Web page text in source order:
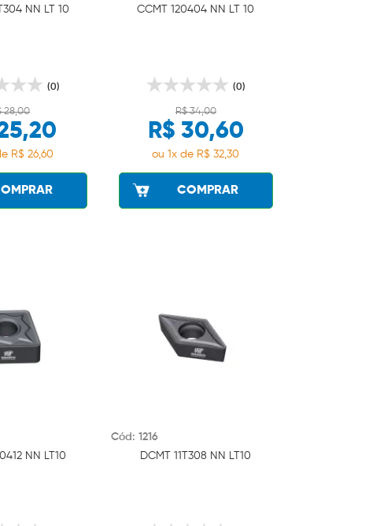
NN LT 10
(0)
28,00
R$ 26,60
CCMT 120404 NN LT 10
(0)
R$ 34,00
R$ 30,60
ou 1x de R$ 32,30
COMPRAR
NN LT10
Cód: 1216
DCMT 11T308 NN LT10